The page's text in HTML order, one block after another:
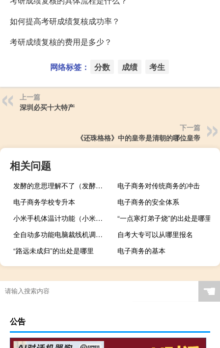
如何提高考研成绩复核成功率？
考研成绩复核的费用是多少？
网络标签： 分数 成绩 考生
上一篇
深圳必买十大特产
下一篇
《还珠格格》中的皇帝是清朝的哪位皇帝
相关问题
发酵的意思理解不了（发酵的意思）
电子商务对传统商务的冲击
电子商务学校专升本
电子商务的安全体系
小米手机体温计功能（小米手机有没有体温计）
“一点寒灯弟子烧”的出处是哪里
全自动多功能电脑裁线机调机方法
自考大专可以从哪里报名
“路远未成归”的出处是哪里
电子商务的基本
☚
公告